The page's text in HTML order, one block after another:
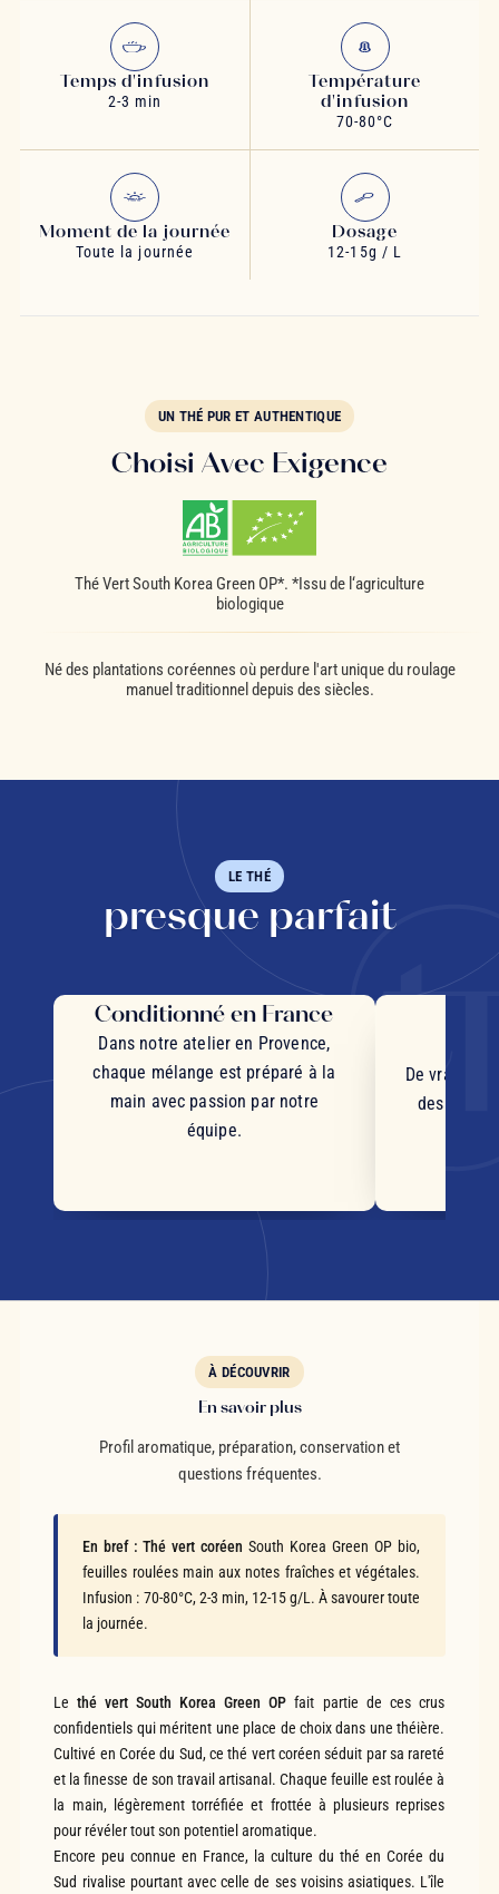
Temps d'infusion
2-3 min
Température
d'infusion
70-80°C
Moment de la journée
Toute la journée
Dosage
12-15g / L
UN THÉ PUR ET AUTHENTIQUE
Choisi Avec Exigence
Thé Vert South Korea Green OP*. *Issu de l‘agriculture
biologique
Né des plantations coréennes où perdure l'art unique du roulage
manuel traditionnel depuis des siècles.
LE THÉ
presque parfait
Conditionné en France
Dans notre atelier en Provence,
chaque mélange est préparé à la
main avec passion par notre
équipe.
De vrais
des
À DÉCOUVRIR
En savoir plus
Profil aromatique, préparation, conservation et
questions fréquentes.
En bref : Thé vert coréen South Korea Green OP bio,
feuilles roulées main aux notes fraîches et végétales.
Infusion : 70-80°C, 2-3 min, 12-15 g/L. À savourer toute
la journée.
Lethé vert South Korea Green OP fait partie de ces crus
confidentiels qui méritent une place de choix dans une théière.
Cultivé en Corée du Sud, ce thé vert coréen séduit par sa rareté
et la finesse de son travail artisanal. Chaque feuille est roulée à
la main, légèrement torréfiée et frottée à plusieurs reprises
pour révéler tout son potentiel aromatique.
Encore peu connue en France, la culture du thé en Corée du
Sud rivalise pourtant avec celle de ses voisins asiatiques. L'île